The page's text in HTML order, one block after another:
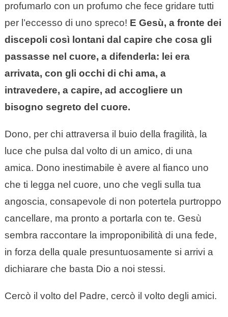
profumarlo con un profumo che fece gridare tutti
per l’eccesso di uno spreco! E Gesù, a fronte dei
discepoli così lontani dal capire che cosa gli
passasse nel cuore, a difenderla: lei era
arrivata, con gli occhi di chi ama, a
intravedere, a capire, ad accogliere un
bisogno segreto del cuore.
Dono, per chi attraversa il buio della fragilità, la
luce che pulsa dal volto di un amico, di una
amica. Dono inestimabile è avere al fianco uno
che ti legga nel cuore, uno che vegli sulla tua
angoscia, consapevole di non potertela purtroppo
cancellare, ma pronto a portarla con te. Gesù
sembra raccontare la improponibilità di una fede,
in forza della quale presuntuosamente si arrivi a
dichiarare che basta Dio a noi stessi.
Cercò il volto del Padre, cercò il volto degli amici.